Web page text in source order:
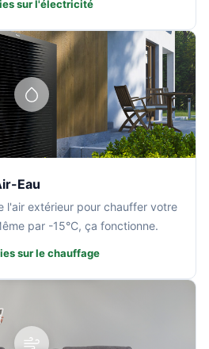
sur l'électricité
Eau
l'air extérieur pour chauffer votre
par -15°C, ça fonctionne.
sur le chauffage